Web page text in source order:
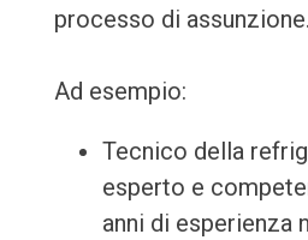
processo di assunzione.
Ad esempio:
Tecnico della
esperto e
anni di esperienza